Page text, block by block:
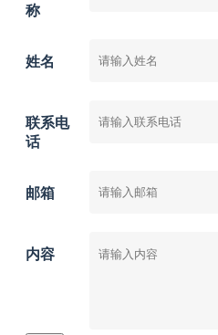
称
姓名
联系电
话
邮箱
内容